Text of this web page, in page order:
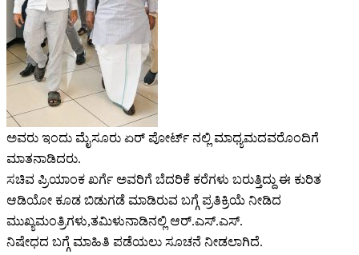
ಅವರು ಇಂದು ಮೈಸೂರು ಏರ್ ಪೋರ್ಟ್ ನಲ್ಲಿ ಮಾಧ್ಯಮದವರೊಂದಿಗೆ
ಮಾತನಾಡಿದರು.
ಸಚಿವ ಪ್ರಿಯಾಂಕ ಖರ್ಗೆ ಅವರಿಗೆ ಬೆದರಿಕೆ ಕರೆಗಳು ಬರುತ್ತಿದ್ದು ಈ ಕುರಿತ
ಆಡಿಯೋ ಕೂಡ ಬಿಡುಗಡೆ ಮಾಡಿರುವ ಬಗ್ಗೆ ಪ್ರತಿಕ್ರಿಯೆ ನೀಡಿದ
ಮುಖ್ಯಮಂತ್ರಿಗಳು,ತಮಿಳುನಾಡಿನಲ್ಲಿ ಆರ್.ಎಸ್.ಎಸ್.
ನಿಷೇಧದ ಬಗ್ಗೆ ಮಾಹಿತಿ ಪಡೆಯಲು ಸೂಚನೆ ನೀಡಲಾಗಿದೆ.